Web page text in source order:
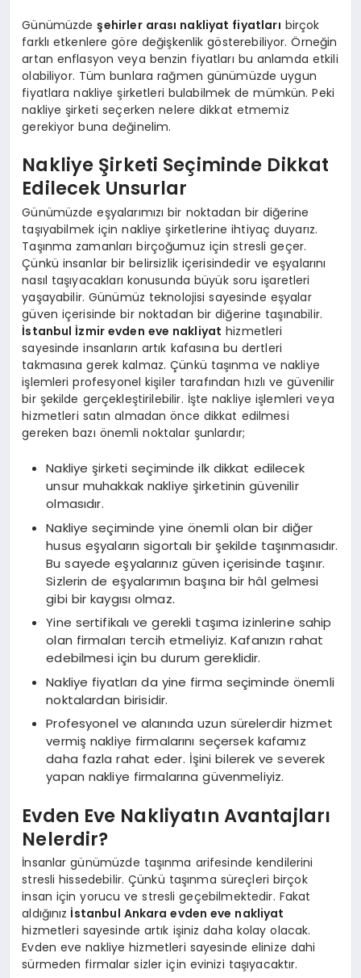
Günümüzdeşehirler arası nakliyat fiyatları birçok
farklı etkenlere göre değişkenlik gösterebiliyor. Örneğin
artan enflasyon veya benzin fiyatları bu anlamda etkili
olabiliyor. Tüm bunlara rağmen günümüzde uygun
fiyatlara nakliye şirketleri bulabilmek de mümkün. Peki
nakliye şirketi seçerken nelere dikkat etmemiz
gerekiyor buna değinelim.
Nakliye Şirketi Seçiminde Dikkat
Edilecek Unsurlar
Günümüzde eşyalarımızı bir noktadan bir diğerine
taşıyabilmek için nakliye şirketlerine ihtiyaç duyarız.
Taşınma zamanları birçoğumuz için stresli geçer.
Çünkü insanlar bir belirsizlik içerisindedir ve eşyalarını
nasıl taşıyacakları konusunda büyük soru işaretleri
yaşayabilir. Günümüz teknolojisi sayesinde eşyalar
güven içerisinde bir noktadan bir diğerine taşınabilir.
İstanbul İzmir evden eve nakliyat hizmetleri
sayesinde insanların artık kafasına bu dertleri
takmasına gerek kalmaz. Çünkü taşınma ve nakliye
işlemleri profesyonel kişiler tarafından hızlı ve güvenilir
bir şekilde gerçekleştirilebilir. İşte nakliye işlemleri veya
hizmetleri satın almadan önce dikkat edilmesi
gereken bazı önemli noktalar şunlardır;
Nakliye şirketi seçiminde ilk dikkat edilecek
unsur muhakkak nakliye şirketinin güvenilir
olmasıdır.
Nakliye seçiminde yine önemli olan bir diğer
husus eşyaların sigortalı bir şekilde taşınmasıdır.
Bu sayede eşyalarınız güven içerisinde taşınır.
Sizlerin de eşyalarımın başına bir hâl gelmesi
gibi bir kaygısı olmaz.
Yine sertifikalı ve gerekli taşıma izinlerine sahip
olan firmaları tercih etmeliyiz. Kafanızın rahat
edebilmesi için bu durum gereklidir.
Nakliye fiyatları da yine firma seçiminde önemli
noktalardan birisidir.
Profesyonel ve alanında uzun sürelerdir hizmet
vermiş nakliye firmalarını seçersek kafamız
daha fazla rahat eder. İşini bilerek ve severek
yapan nakliye firmalarına güvenmeliyiz.
Evden Eve Nakliyatın Avantajları
Nelerdir?
İnsanlar günümüzde taşınma arifesinde kendilerini
stresli hissedebilir. Çünkü taşınma süreçleri birçok
insan için yorucu ve stresli geçebilmektedir. Fakat
aldığınız İstanbul Ankara evden eve nakliyat
hizmetleri sayesinde artık işiniz daha kolay olacak.
Evden eve nakliye hizmetleri sayesinde elinize dahi
sürmeden firmalar sizler için evinizi taşıyacaktır.